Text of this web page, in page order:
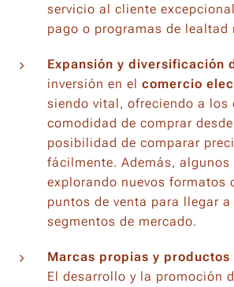
servicio al cliente
pago o programas de lealtad
Expansión y diversificación
inversión en el comercio
siendo vital, ofreciendo a los
comodidad de comprar
posibilidad de comparar
fácilmente. Además,
explorando nuevos formatos
puntos de venta para llegar
segmentos de mercado.
Marcas propias y productos
El desarrollo y la promoción